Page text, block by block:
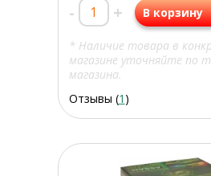
- + В корзину
* Наличие товара в
магазине уточняйте по
магазина.
Отзывы (1 )